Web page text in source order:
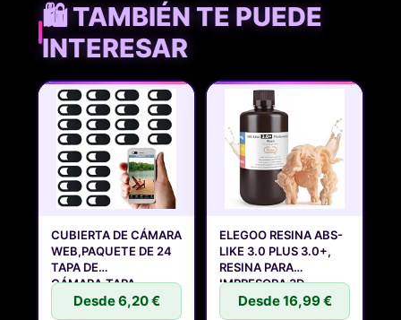
🛍️ TAMBIÉN TE PUEDE
INTERESAR
CUBIERTA DE CÁMARA
WEB,PAQUETE DE 24
TAPA DE
CÁMARA,TAPA
CAMARA
Desde 6,20 €
ELEGOO RESINA ABS-
LIKE 3.0 PLUS 3.0+,
RESINA PARA
IMPRESORA 3D
Desde 16,99 €